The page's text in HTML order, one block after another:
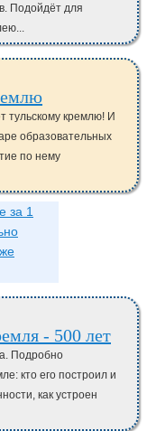
Подойдёт для
тульскому кремлю! И
образовательных
по нему
за 1
- 500 лет
Подробно
кто его построил и
как устроен